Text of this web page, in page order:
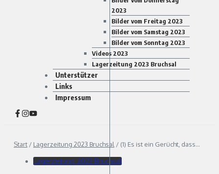
2023
Bilder vom Freitag 2023
Bilder vom Samstag 2023
Bilder vom Sonntag 2023
Videos 2023
Lagerzeitung 2023 Bruchsal
Unterstützer
Links
Impressum
Start / Lagerzeitung 2023 Bruchsal / (1) Es ist ein Gerücht, dass…
Lagerzeitung 2023 Bruchsal